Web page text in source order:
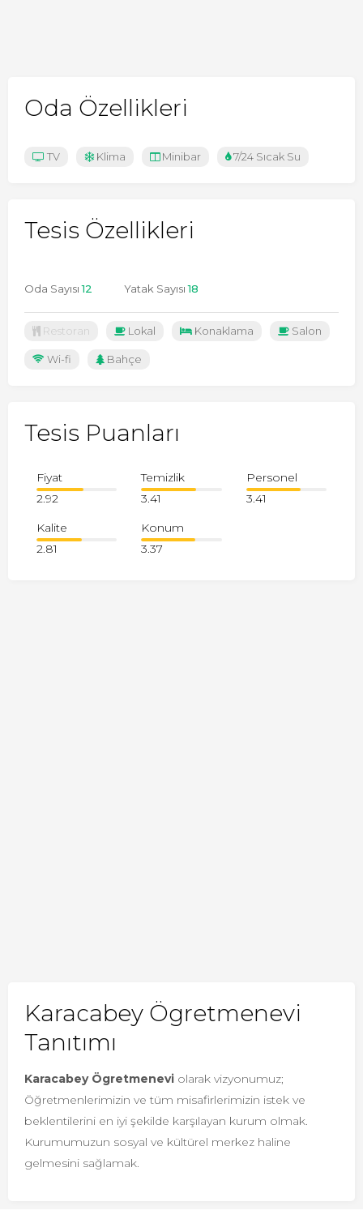
Oda Özellikleri
TV Klima Minibar 7/24 Sıcak Su
Tesis Özellikleri
Oda Sayısı12 Yatak Sayısı18
Restoran Lokal Konaklama Salon
Wi-fi Bahçe
Tesis Puanları
Fiyat
2.92
Temizlik
3.41
Personel
3.41
Kalite
2.81
Konum
3.37
Karacabey Ögretmenevi
Tanıtımı
Karacabey Ögretmenevi olarak vizyonumuz;
Öğretmenlerimizin ve tüm misafirlerimizin istek ve
beklentilerini en iyi şekilde karşılayan kurum olmak.
Kurumumuzun sosyal ve kültürel merkez haline
gelmesini sağlamak.